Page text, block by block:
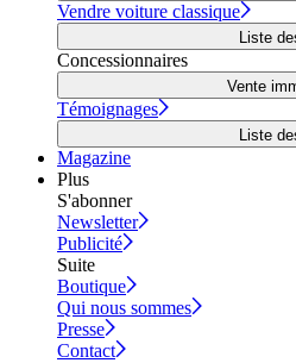
Vendre voiture classique
Liste
Concessionnaires
Vente
Témoignages
Liste
Magazine
Plus
S'abonner
Newsletter
Publicité
Suite
Boutique
Qui nous sommes
Presse
Contact